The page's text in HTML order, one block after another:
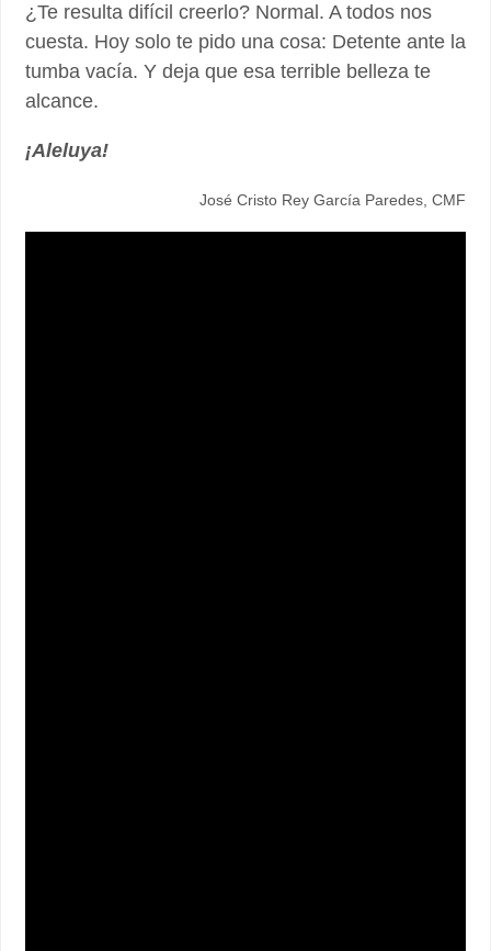
¿Te resulta difícil creerlo? Normal. A todos nos
cuesta. Hoy solo te pido una cosa: Detente ante la
tumba vacía. Y deja que esa terrible belleza te
alcance.
¡Aleluya!
José Cristo Rey García Paredes, CMF